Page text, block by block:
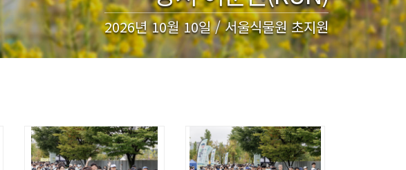
2026년 10월 10일 / 서울식물원 초지원